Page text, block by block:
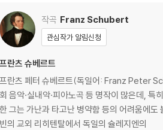
입니다.
3D 블루레이는 전용 플레이어와 3D 지원 TV
아웃케이스/구성품/포장 상태
제작/배송 과정에서 경미한 아웃케이스 주름,
스틸북 케이스 제작 과정에서 기포 혹은 경미
렌티큘러 스틸북의 경우, 보호필름이 붙어 판
본품 보호를 위해 노란색의 카톤 박스로 재포
작곡 Franz Schubert
관심작가 알림신청
프란츠 슈베르트
프란츠 페터 슈베르트(독일어: Franz Peter
회 음악·실내악·피아노곡 등 명작이 많은데,
한 그는 가난과 타고난 병약함 등의 어려움에도 불구
빈의 교외 리히텐탈에서 독일의 슐레지엔의